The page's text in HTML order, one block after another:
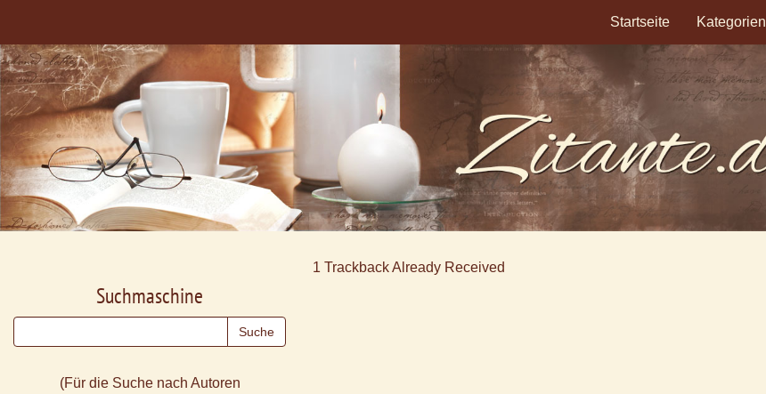
Startseite Kategorien
1 Trackback Already Received
Suchmaschine
(Für die Suche nach Autoren